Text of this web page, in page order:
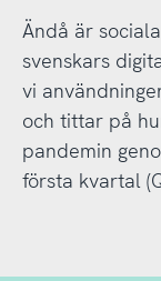
Ändå är
svenskars
vi
och tittar på
pandemin
första kvartal